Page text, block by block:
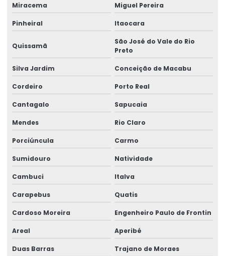
Miracema Miguel Pereira
Pinheiral Itaocara
Quissamã
São José do Vale do Rio
Preto
Silva Jardim Conceição de Macabu
Cordeiro Porto Real
Cantagalo Sapucaia
Mendes Rio Claro
Porciúncula Carmo
Sumidouro Natividade
Cambuci Italva
Carapebus Quatis
Cardoso Moreira Engenheiro Paulo de Frontin
Areal Aperibé
Duas Barras Trajano de Moraes